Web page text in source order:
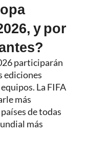
y por
participarán
ediciones
La FIFA
más
de todas
más